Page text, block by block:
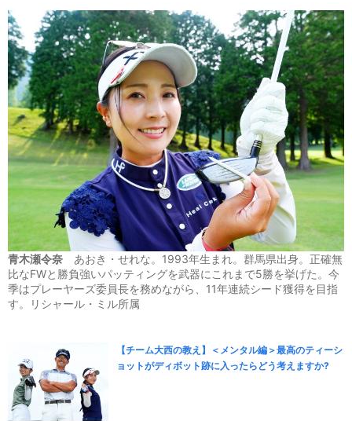
青木瀬令奈 あおき・せれな。1993年生まれ。群馬県出身。正確無
比なFWと勝負強いパッティングを武器にこれまで5勝を挙げた。今
季はプレーヤーズ委員長を務めながら、11年連続シード獲得を目指
す。リシャール・ミル所属
【チーム大西の教え】＜メンタル編＞最高のティーシ
ョットがディボット跡に入ったらどう考えますか?